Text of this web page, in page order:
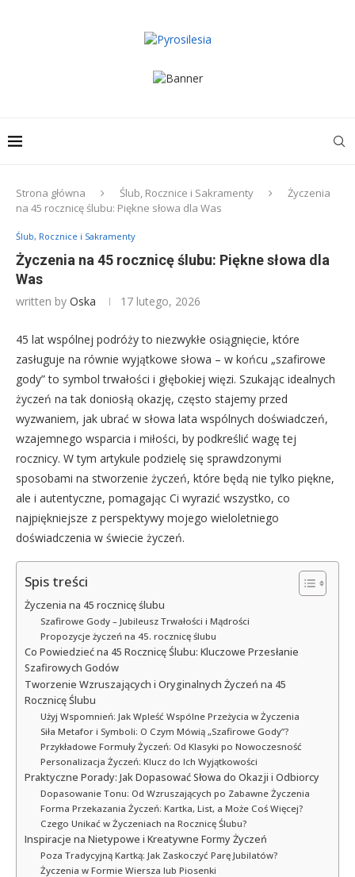
Strona główna Ślub, Rocznice i Sakramenty
Życzenia
na 45 rocznicę ślubu: Piękne słowa dla Was
Ślub, Rocznice i Sakramenty
Życzenia na 45 rocznicę ślubu: Piękne słowa dla
Was
written by Oska 17 lutego, 2026
45 lat wspólnej podróży to niezwykłe osiągnięcie, które
zasługuje na równie wyjątkowe słowa – w końcu „szafirowe
gody” to symbol trwałości i głębokiej więzi. Szukając idealnych
życzeń na tak doniosłą okazję, często stajemy przed
wyzwaniem, jak ubrać w słowa lata wspólnych doświadczeń,
wzajemnego wsparcia i miłości, by podkreślić wagę tej
rocznicy. W tym artykule podzielę się sprawdzonymi
sposobami na stworzenie życzeń, które będą nie tylko piękne,
ale i autentyczne, pomagając Ci wyrazić wszystko, co
najpiękniejsze z perspektywy mojego wieloletniego
doświadczenia w świecie życzeń.
Spis treści
Życzenia na 45 rocznicę ślubu
Szafirowe Gody – Jubileusz Trwałości i Mądrości
Propozycje życzeń na 45. rocznicę ślubu
Co Powiedzieć na 45 Rocznicę Ślubu: Kluczowe Przesłanie
Szafirowych Godów
Tworzenie Wzruszających i Oryginalnych Życzeń na 45
Rocznicę Ślubu
Użyj Wspomnień: Jak Wpleść Wspólne Przeżycia w Życzenia
Siła Metafor i Symboli: O Czym Mówią „Szafirowe Gody”?
Przykładowe Formuły Życzeń: Od Klasyki po Nowoczesność
Personalizacja Życzeń: Klucz do Ich Wyjątkowości
Praktyczne Porady: Jak Dopasować Słowa do Okazji i Odbiorcy
Dopasowanie Tonu: Od Wzruszających po Zabawne Życzenia
Forma Przekazania Życzeń: Kartka, List, a Może Coś Więcej?
Czego Unikać w Życzeniach na Rocznicę Ślubu?
Inspiracje na Nietypowe i Kreatywne Formy Życzeń
Poza Tradycyjną Kartką: Jak Zaskoczyć Parę Jubilatów?
Życzenia w Formie Wiersza lub Piosenki